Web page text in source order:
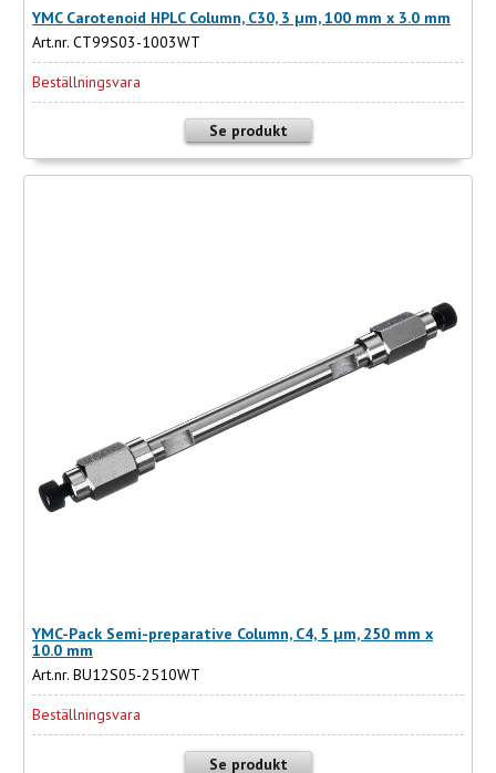
YMC Carotenoid HPLC Column, C30, 3 µm, 100 mm x 3.0 mm
Art.nr. CT99S03-1003WT
Beställningsvara
Se produkt
YMC-Pack Semi-preparative Column, C4, 5 µm, 250 mm x
10.0 mm
Art.nr. BU12S05-2510WT
Beställningsvara
Se produkt